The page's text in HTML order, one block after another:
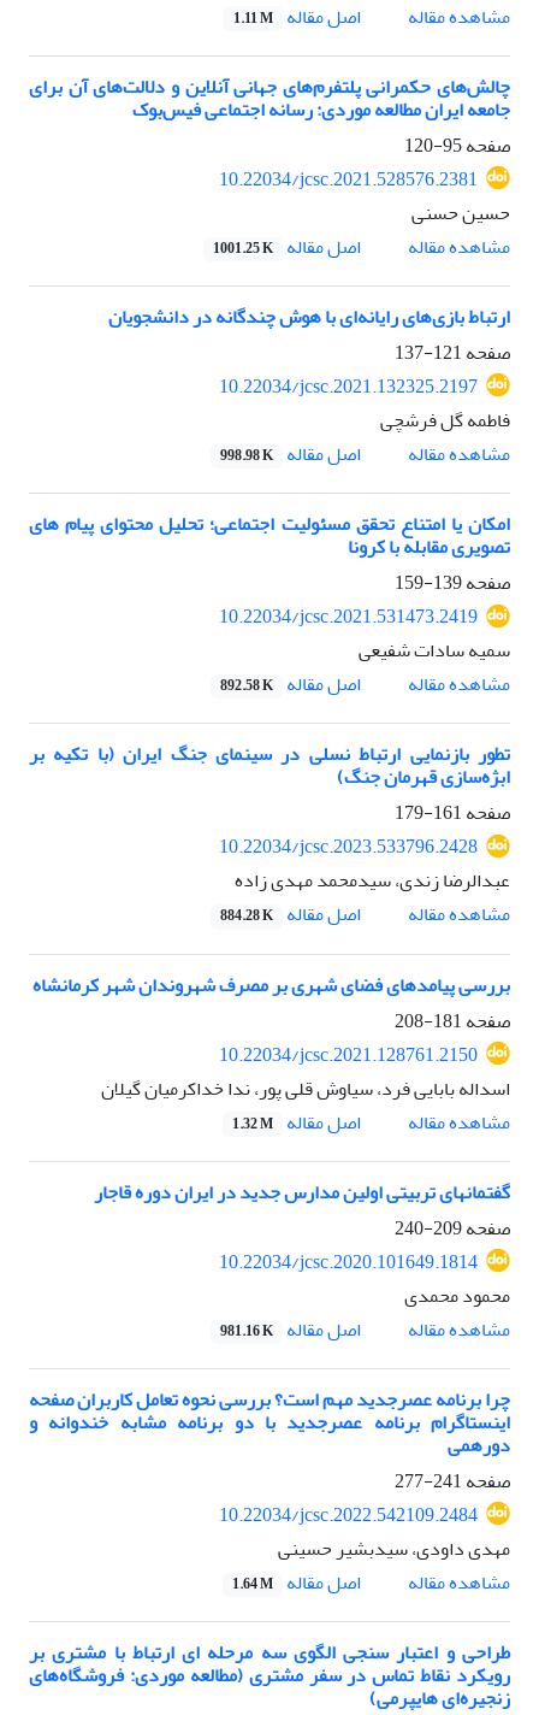
مشاهده مقاله
اصل مقاله 1.11 M
چالش‌های حکمرانی پلتفرم‌های جهانی آنلاین و دلالت‌های آن برای
جامعه ایران مطالعه موردی: رسانه اجتماعی فیس‌بوک
صفحه95-120
10.22034/jcsc.2021.528576.2381
حسین حسنی
مشاهده مقاله
اصل مقاله 1001.25 K
ارتباط بازی‌های رایانه‌ای با هوش چندگانه در دانشجویان
صفحه121-137
10.22034/jcsc.2021.132325.2197
فاطمه گل فرشچی
مشاهده مقاله
اصل مقاله 998.98 K
امکان یا امتناع تحقق مسئولیت اجتماعی؛ تحلیل محتوای پیام های
تصویری مقابله با کرونا
صفحه139-159
10.22034/jcsc.2021.531473.2419
سمیه سادات شفیعی
مشاهده مقاله
اصل مقاله 892.58 K
تطور بازنمایی ارتباط نسلی در سینمای جنگ ایران (با تکیه بر
ابژه‌سازی قهرمان جنگ)
صفحه161-179
10.22034/jcsc.2023.533796.2428
عبدالرضا زندی، سیدمحمد مهدی زاده
مشاهده مقاله
اصل مقاله 884.28 K
بررسی پیامدهای فضای شهری بر مصرف شهروندان شهر کرمانشاه
صفحه181-208
10.22034/jcsc.2021.128761.2150
اسداله بابایی فرد، سیاوش قلی پور، ندا خداکرمیان گیلان
مشاهده مقاله
اصل مقاله 1.32 M
گفتمانهای تربیتی اولین مدارس جدید در ایران دوره قاجار
صفحه209-240
10.22034/jcsc.2020.101649.1814
محمود محمدی
مشاهده مقاله
اصل مقاله 981.16 K
چرا برنامه عصرجدید مهم است؟ بررسی نحوه تعامل کاربران صفحه
اینستاگرام برنامه عصرجدید با دو برنامه مشابه خندوانه و
دورهمی
صفحه241-277
10.22034/jcsc.2022.542109.2484
مهدی داودی، سیدبشیر حسینی
مشاهده مقاله
اصل مقاله 1.64 M
طراحی و اعتبار سنجی الگوی سه مرحله ای ارتباط با مشتری بر
رویکرد نقاط تماس در سفر مشتری (مطالعه موردی: فروشگاه‌های
زنجیره‌ای هایپرمی)